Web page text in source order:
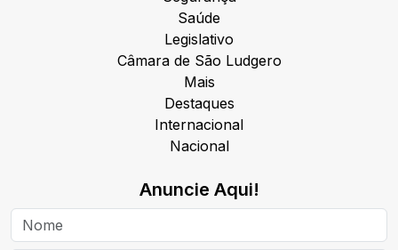
Saúde
Legislativo
Câmara de São Ludgero
Mais
Destaques
Internacional
Nacional
Anuncie Aqui!